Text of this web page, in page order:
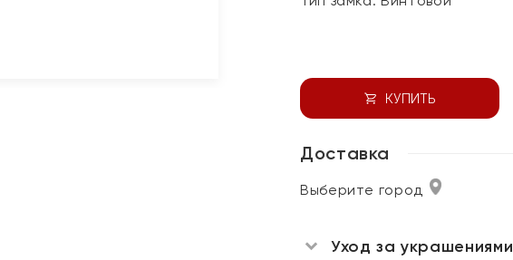
КУПИТЬ
Доставка
Выберите город
Уход за украшениями